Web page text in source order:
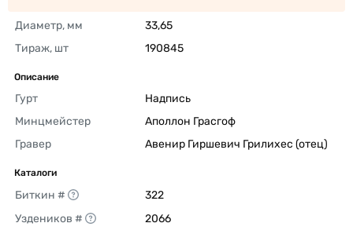
Диаметр, мм
33,65
Тираж, шт
190845
Описание
Гурт
Надпись
Минцмейстер
Аполлон Грасгоф
Гравер
Авенир Гиршевич Грилихес (отец)
Каталоги
Биткин #
322
Уздеников #
2066